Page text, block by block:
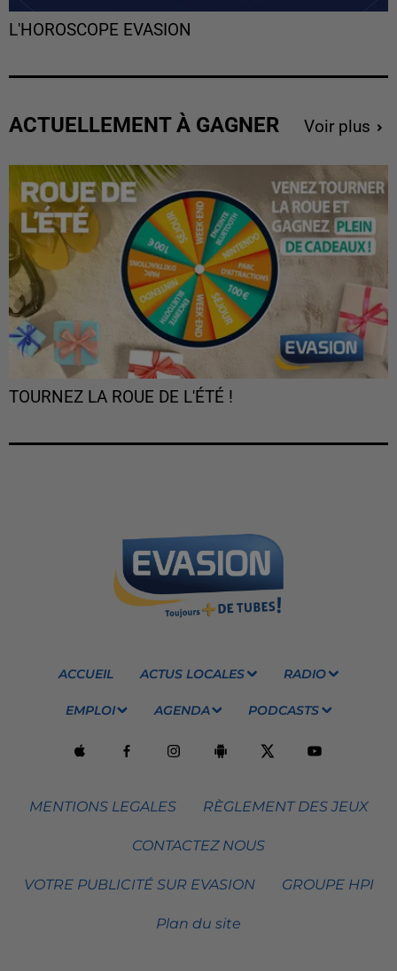
L'HOROSCOPE EVASION
ACTUELLEMENT À GAGNER Voir plus
TOURNEZ LA ROUE DE L'ÉTÉ !
ACCUEIL ACTUS LOCALES RADIO
EMPLOI AGENDA PODCASTS
MENTIONS LEGALES RÈGLEMENT DES JEUX
CONTACTEZ NOUS
VOTRE PUBLICITÉ SUR EVASION GROUPE HPI
Plan du site